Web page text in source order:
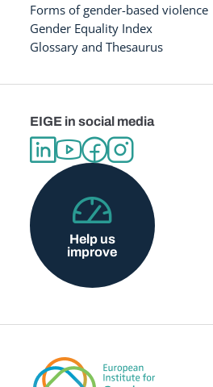
Forms of gender-based violence
Gender Equality Index
Glossary and Thesaurus
EIGE in social media
Help us
improve